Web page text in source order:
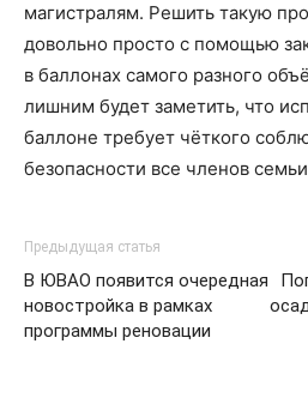
магистралям. Решить такую
довольно просто с помощью
в баллонах самого разного
лишним будет заметить, что
баллоне требует чёткого
безопасности все членов
Предыдущая статья
В ЮВАО появится очередная
новостройка в рамках
программы реновации